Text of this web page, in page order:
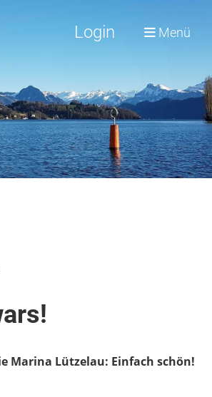
Login Menü
Marina Lützelau: Einfach schön!